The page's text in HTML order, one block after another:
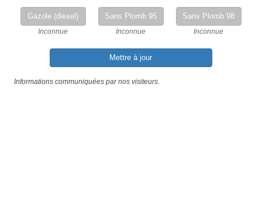
Gazole (diesel)
Inconnue
Sans Plomb 95
Inconnue
Sans Plomb 98
Inconnue
Mettre à jour
Informations communiquées par nos visiteurs.